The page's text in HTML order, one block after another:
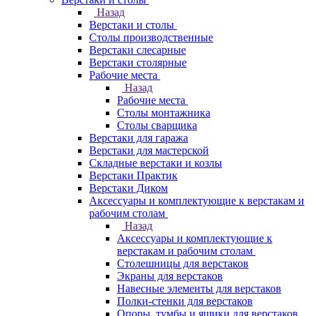
Назад
Верстаки и столы
Столы производственные
Верстаки слесарные
Верстаки столярные
Рабочие места
Назад
Рабочие места
Столы монтажника
Столы сварщика
Верстаки для гаража
Верстаки для мастерской
Складные верстаки и козлы
Верстаки Практик
Верстаки Диком
Аксессуары и комплектующие к верстакам и
рабочим столам
Назад
Аксессуары и комплектующие к
верстакам и рабочим столам
Столешницы для верстаков
Экраны для верстаков
Навесные элементы для верстаков
Полки-стенки для верстаков
Опоры, тумбы и ящики для верстаков